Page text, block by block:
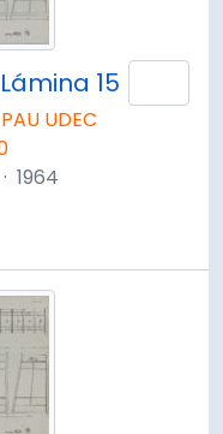
15
UDEC
· 1964